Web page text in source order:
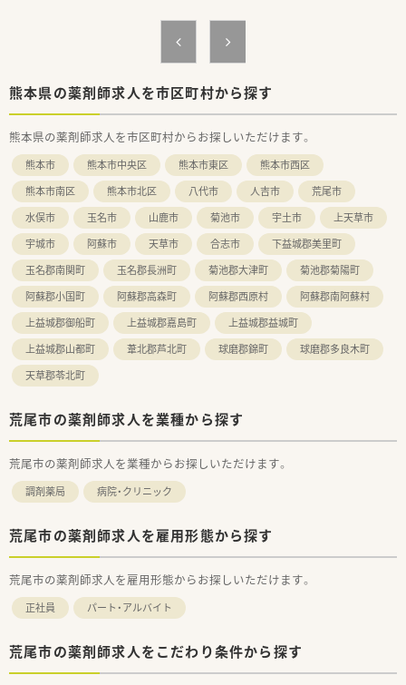
熊本県の薬剤師求人を市区町村から探す
熊本県の薬剤師求人を市区町村からお探しいただけます。
熊本市 熊本市中央区 熊本市東区
熊本市西区
熊本市南区
熊本市北区 八代市 人吉市
荒尾市
水俣市
玉名市 山鹿市 菊池市 宇土市
上天草市
宇城市
阿蘇市 天草市 合志市
下益城郡美里町
玉名郡南関町
玉名郡長洲町 菊池郡大津町
菊池郡菊陽町
阿蘇郡小国町
阿蘇郡高森町 阿蘇郡西原村
阿蘇郡南阿蘇村
上益城郡御船町
上益城郡嘉島町
上益城郡益城町
上益城郡山都町
葦北郡芦北町 球磨郡錦町
球磨郡多良木町
天草郡苓北町
荒尾市の薬剤師求人を業種から探す
荒尾市の薬剤師求人を業種からお探しいただけます。
調剤薬局 病院・クリニック
荒尾市の薬剤師求人を雇用形態から探す
荒尾市の薬剤師求人を雇用形態からお探しいただけます。
正社員 パート・アルバイト
荒尾市の薬剤師求人をこだわり条件から探す